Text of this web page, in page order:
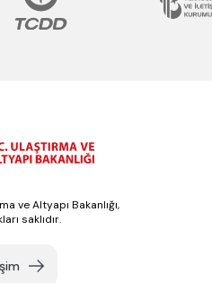
ve Altyapı Bakanlığı,
saklıdır.